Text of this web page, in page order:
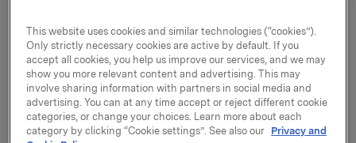
resultater 4. kvartal 2006
Presentasjon av resultatene holdes kl 08.00 i Vika
Atrium, Munkedamsvn. 45. Presentasjonen samt
påfølgende spørsmål-/svarsesjon simultanoversettes
til engelsk. Både presentasjonen og
spørsmål-/svarsesjonen kan sees via WebCast på
This website uses cookies and similar technologies (“cookies”).
Only strictly necessary cookies are active by default. If you
accept all cookies, you help us improve our services, and we may
show you more relevant content and advertising. This may
involve sharing information with partners in social media and
advertising. You can at any time accept or reject different cookie
categories, or change your choices. Learn more about each
category by clicking “Cookie settings”. See also our Privacy and